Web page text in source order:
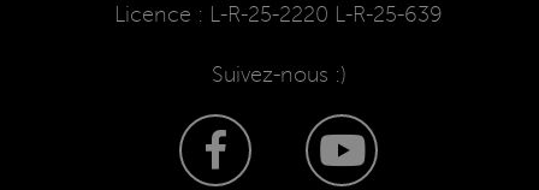
Licence : L-R-25-2220 L-R-25-639
Suivez-nous :)